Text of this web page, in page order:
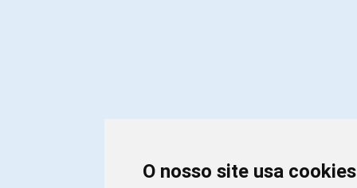
O nosso site usa cookies